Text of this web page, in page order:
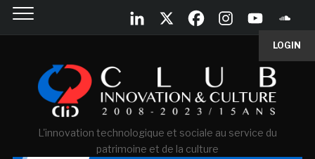
LOGIN
L'innovation technologique et sociale au service du
patrimoine et de la culture